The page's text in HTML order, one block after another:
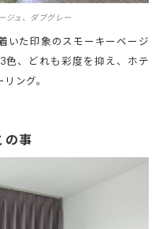
ジュ、ダブグレー
いた印象のスモーキーベージ
色、どれも彩度を抑え、ホテ
ング。
の事